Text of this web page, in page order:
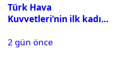
Türk Hava
Kuvvetleri’nin ilk kadın
Karapınar hakkında
2 gün önce